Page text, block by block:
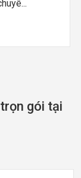
gói tại